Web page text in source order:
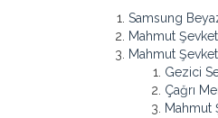
Samsung
Mahmut
Mahmut
Gezici
Çağrı
Mahmut